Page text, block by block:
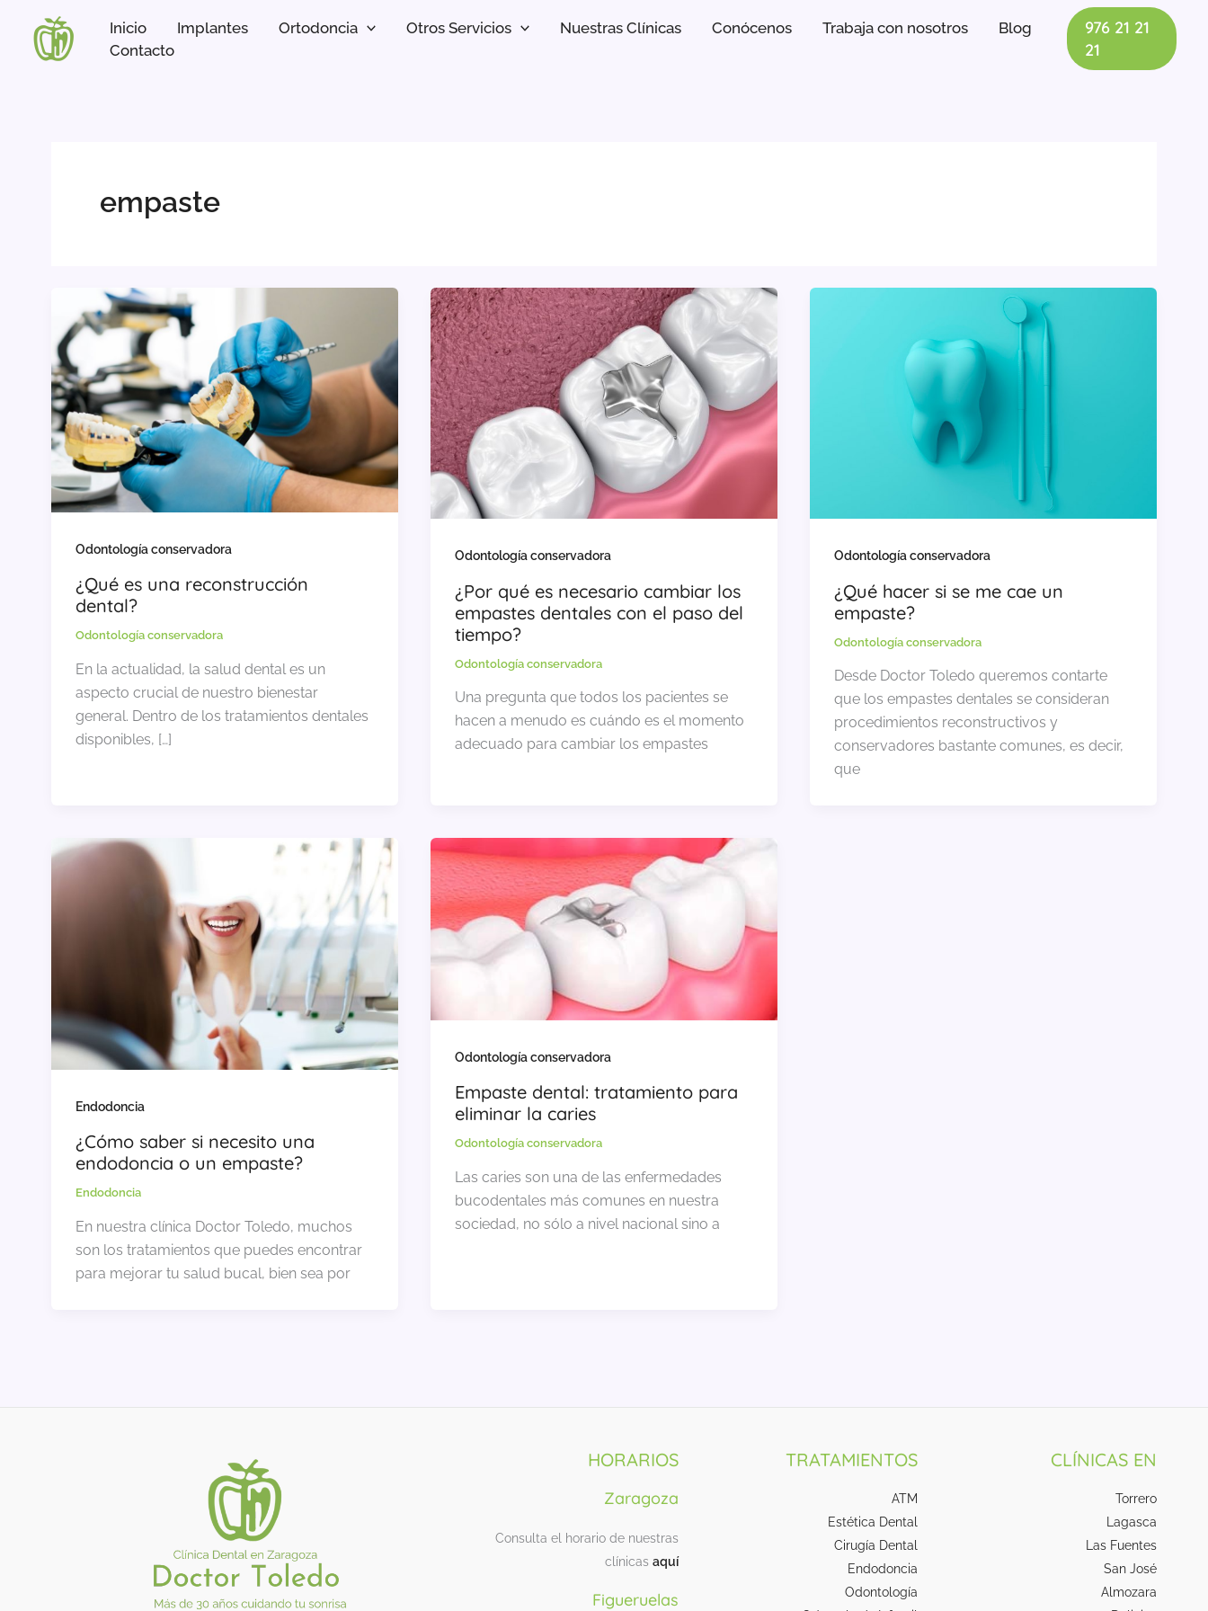
contenido
Inicio Implantes Ortodoncia Otros Servicios Nuestras Clínicas Conócenos Trabaja con nosotros
Blog
Contacto
976 21 21
21
empaste
Odontología conservadora
¿Qué es una reconstrucción
dental?
Odontología conservadora
En la actualidad, la salud dental es un
aspecto crucial de nuestro bienestar
general. Dentro de los tratamientos dentales
disponibles, […]
Odontología conservadora
¿Por qué es necesario cambiar los
empastes dentales con el paso del
tiempo?
Odontología conservadora
Una pregunta que todos los pacientes se
hacen a menudo es cuándo es el momento
adecuado para cambiar los empastes
Odontología conservadora
¿Qué hacer si se me cae un
empaste?
Odontología conservadora
Desde Doctor Toledo queremos contarte
que los empastes dentales se consideran
procedimientos reconstructivos y
conservadores bastante comunes, es decir,
que
Endodoncia
¿Cómo saber si necesito una
endodoncia o un empaste?
Endodoncia
En nuestra clínica Doctor Toledo, muchos
son los tratamientos que puedes encontrar
para mejorar tu salud bucal, bien sea por
Odontología conservadora
Empaste dental: tratamiento para
eliminar la caries
Odontología conservadora
Las caries son una de las enfermedades
bucodentales más comunes en nuestra
sociedad, no sólo a nivel nacional sino a
HORARIOS
Zaragoza
Consulta el horario de nuestras
clínicas aquí
Figueruelas
TRATAMIENTOS
ATM
Estética Dental
Cirugía Dental
Endodoncia
Odontología
CLÍNICAS EN
Torrero
Lagasca
Las Fuentes
San José
Almozara